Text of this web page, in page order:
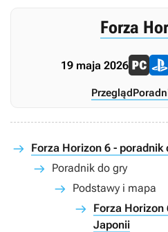
Forza
19 maja 2026
Przegląd
Forza Horizon 6 - poradnik
Poradnik do gry
Podstawy i mapa
Forza
Japonii